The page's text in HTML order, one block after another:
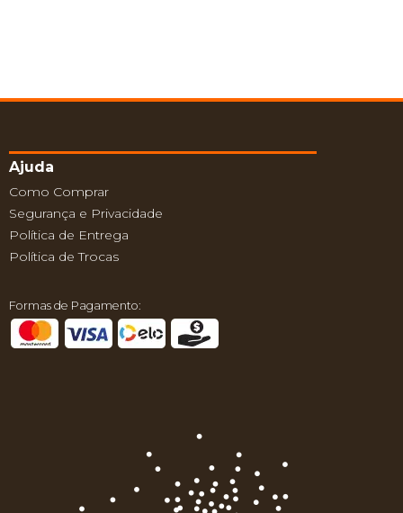
Ajuda
Como Comprar
Segurança e Privacidade
Política de Entrega
Política de Trocas
Formas de Pagamento: